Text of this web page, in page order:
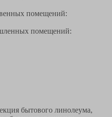
помещений:
помещений:
бытового линолеума,